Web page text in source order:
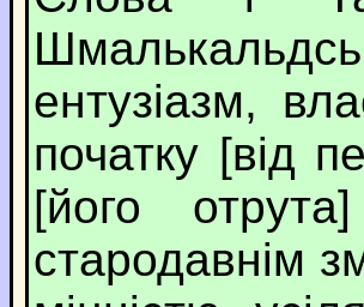
ентузіазм,
початку [від
[його
стародавнім